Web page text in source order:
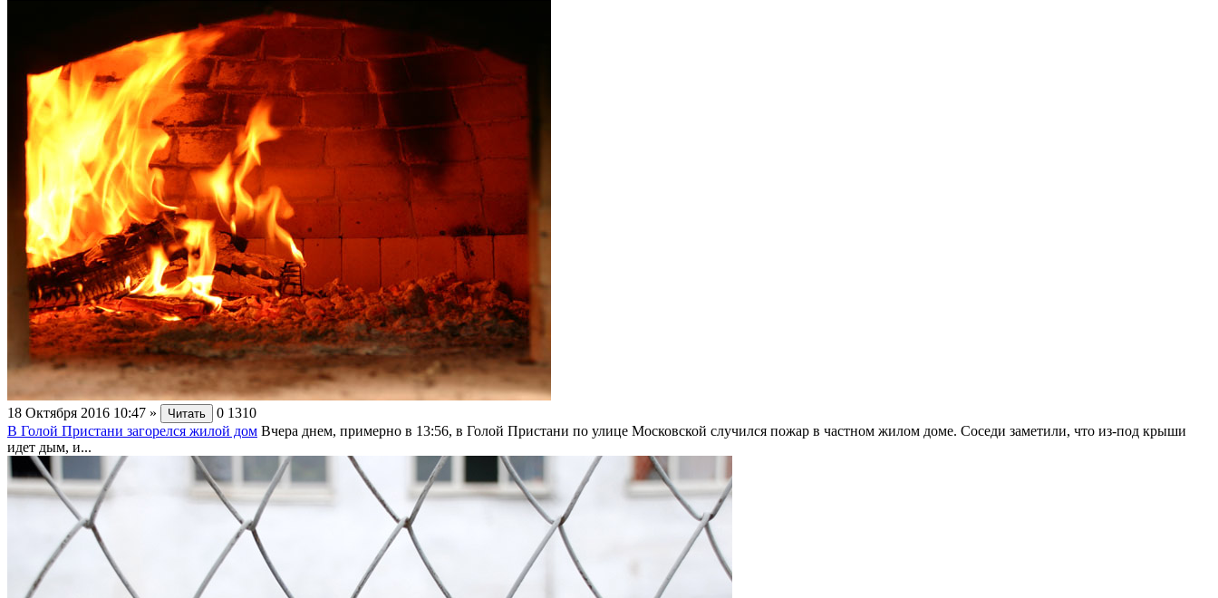
18 Октября 2016 10:47 » Читать 0 1310
В Голой Пристани загорелся жилой дом Вчера днем, примерно в 13:56, в Голой Пристани по улице Московской случился пожар в частном жилом доме. Соседи заметили, что из-под крыши
идет дым, и...